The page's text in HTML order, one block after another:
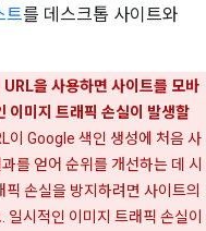
트를 데스크톱 사이트와
을 사용하면 사이트를 모바
이미지 트래픽 손실이 발생할
이 Google 색인 생성에 처음 사
를 얻어 순위를 개선하는 데 시
손실을 방지하려면 사이트의
시적인 이미지 트래픽 손실이